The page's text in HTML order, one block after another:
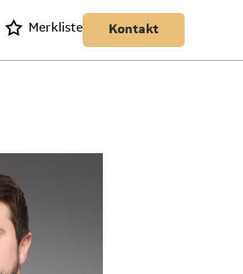
Merkliste Kontakt